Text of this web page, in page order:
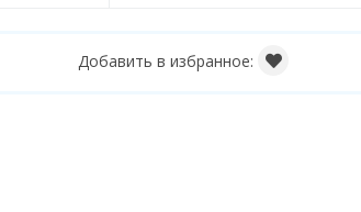
Добавить в избранное: